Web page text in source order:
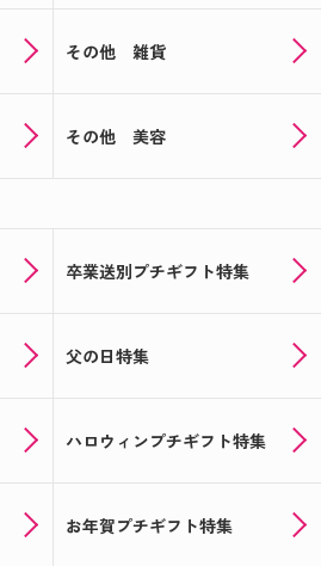
その他 雑貨
その他 美容
卒業送別プチギフト特集
父の日特集
ハロウィンプチギフト特集
お年賀プチギフト特集